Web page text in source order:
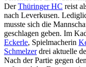
DerThüringer HC reist
nach Leverkusen.
musste sich die
geschlagen geben. Im
Eckerle, Spielmacherin
Schmelzerdrei aktuelle
Nach der Partie gegen